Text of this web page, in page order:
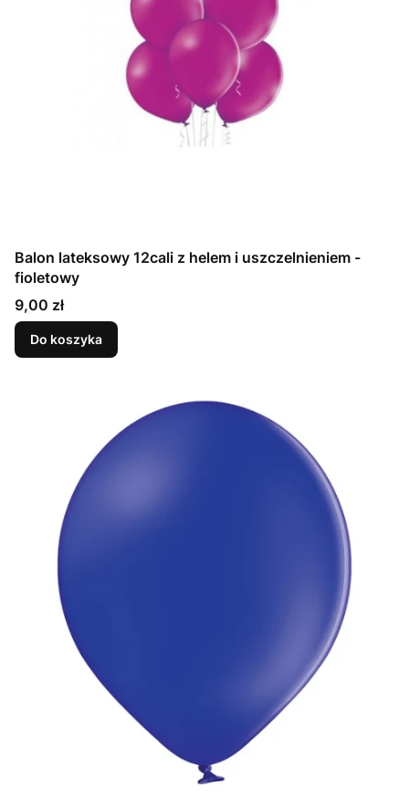
Balon lateksowy 12cali z helem i uszczelnieniem -
fioletowy
Cena
9,00 zł
Do koszyka